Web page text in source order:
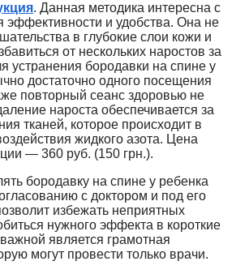
. Данная методика интересна с
эффективности и удобства. Она не
в глубокие слои кожи и
от нескольких наростов за
устранения бородавки на спине у
достаточно одного посещения
повторный сеанс здоровью не
нароста обеспечивается за
тканей, которое происходит в
жидкого азота. Цена
— 360 руб. (150 грн.).
бородавку на спине у ребенка
с доктором и под его
избежать неприятных
нужного эффекта в короткие
является грамотная
могут провести только врачи.